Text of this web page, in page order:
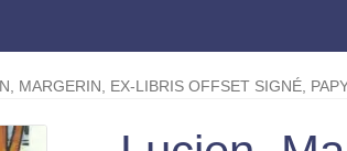
MARGERIN, EX-LIBRIS OFFSET SIGNÉ,